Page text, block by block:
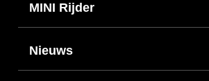
MINI Rijder
Nieuws